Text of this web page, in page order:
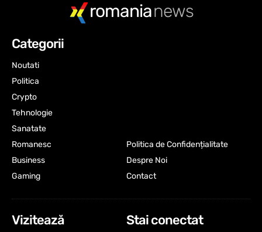
romanianews
Categorii
Noutati
Politica
Crypto
Tehnologie
Sanatate
Romanesc
Business
Gaming
Politica de Confidențialitate
Despre Noi
Contact
Vizitează Stai conectat